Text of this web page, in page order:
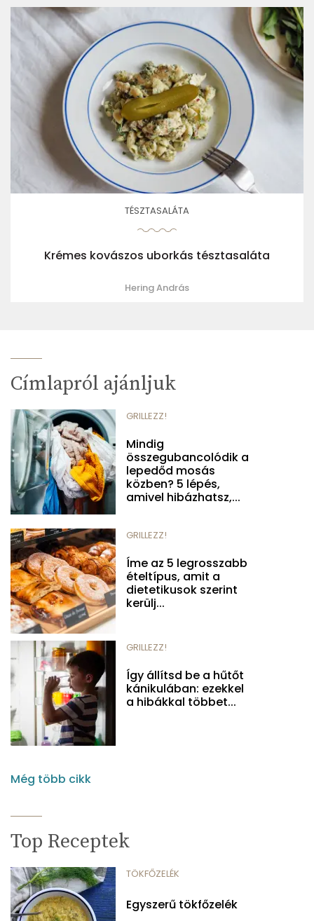
TÉSZTASALÁTA
Krémes kovászos uborkás tésztasaláta
Hering András
Címlapról ajánljuk
GRILLEZZ!
Mindig
összegubancolódik a
lepedőd mosás
közben? 5 lépés,
amivel hibázhatsz,...
GRILLEZZ!
Íme az 5 legrosszabb
ételtípus, amit a
dietetikusok szerint
kerülj...
GRILLEZZ!
Így állítsd be a hűtőt
kánikulában: ezekkel
a hibákkal többet...
Még több cikk
Top Receptek
TÖKFŐZELÉK
Egyszerű tökfőzelék